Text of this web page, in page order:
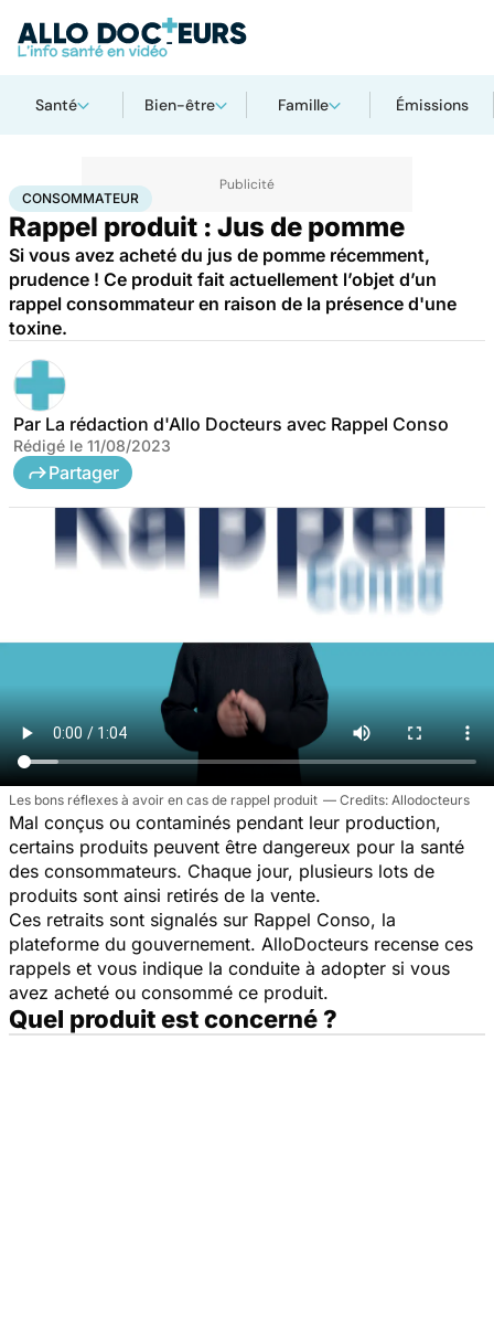
Santé Bien-être Famille Émissions
AccueilSantéConsommateur
CONSOMMATEUR
Rappel produit : Jus de pomme
Si vous avez acheté du jus de pomme récemment,
prudence ! Ce produit fait actuellement l’objet d’un
rappel consommateur en raison de la présence d'une
toxine.
Par La rédaction d'Allo Docteurs avec Rappel Conso
Rédigé le 11/08/2023
Partager
Les bons réflexes à avoir en cas de rappel produit Allodocteurs
Mal conçus ou contaminés pendant leur production,
certains produits peuvent être dangereux pour la santé
des consommateurs. Chaque jour, plusieurs lots de
produits sont ainsi retirés de la vente.
Ces retraits sont signalés sur Rappel Conso, la
plateforme du gouvernement. AlloDocteurs recense ces
rappels et vous indique la conduite à adopter si vous
avez acheté ou consommé ce produit.
Quel produit est concerné ?